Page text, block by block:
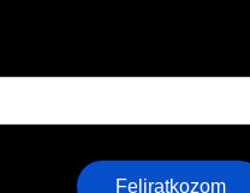
Feliratkozom